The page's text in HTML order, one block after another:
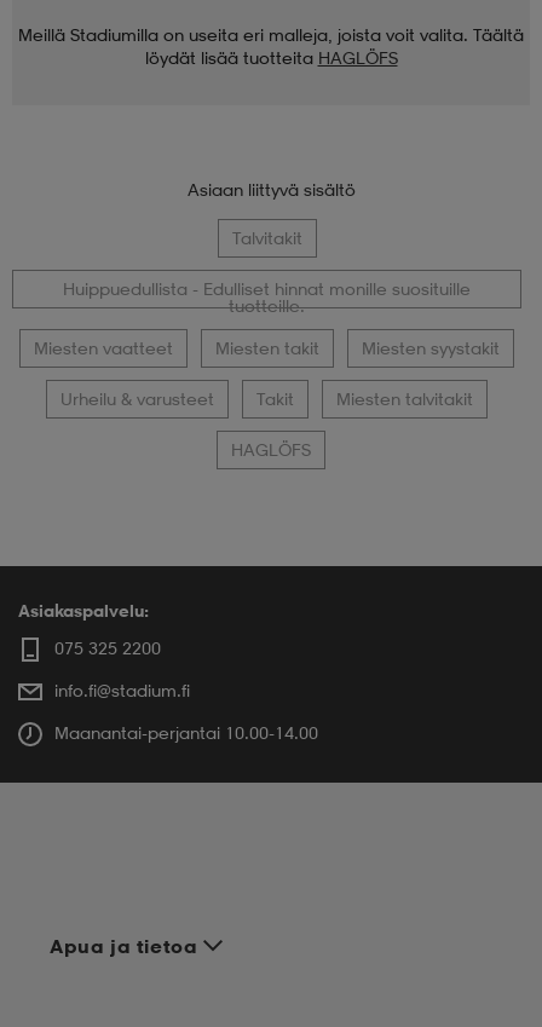
Meillä Stadiumilla on useita eri malleja, joista voit valita. Täältä
löydät lisää tuotteita HAGLÖFS
Asiaan liittyvä sisältö
Talvitakit
Huippuedullista - Edulliset hinnat monille suosituille
tuotteille.
Miesten vaatteet Miesten takit Miesten syystakit
Urheilu & varusteet Takit Miesten talvitakit
HAGLÖFS
Asiakaspalvelu:
075 325 2200
info.fi@stadium.fi
Maanantai-perjantai 10.00-14.00
Apua ja tietoa